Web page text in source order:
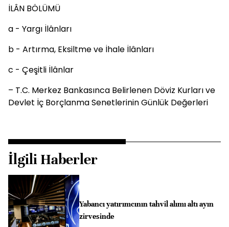
İLÂN BÖLÜMÜ
a - Yargı İlânları
b - Artırma, Eksiltme ve İhale İlânları
c - Çeşitli İlânlar
– T.C. Merkez Bankasınca Belirlenen Döviz Kurları ve
Devlet İç Borçlanma Senetlerinin Günlük Değerleri
İlgili Haberler
Yabancı yatırımcının tahvil alımı altı ayın
zirvesinde